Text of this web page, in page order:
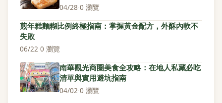
04/28·0 瀏覽
煎年糕麵糊比例終極指南：掌握黃金配方，外酥內軟不
失敗
06/22·0 瀏覽
南華觀光商圈美食全攻略：在地人私藏必吃
清單與實用避坑指南
04/02·0 瀏覽